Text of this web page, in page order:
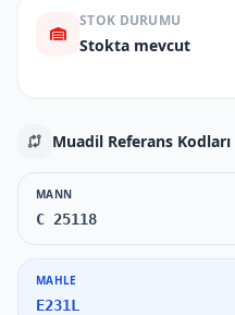
STOK DURUMU
Stokta mevcut
Muadil Referans Kodları
MANN
C 25118
MAHLE
E231L